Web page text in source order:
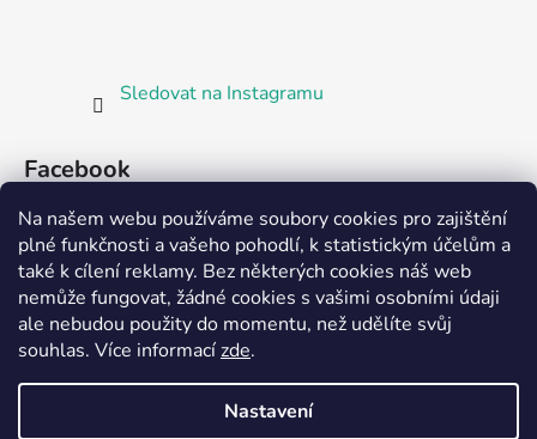
Na našem webu používáme soubory cookies pro zajištění
plné funkčnosti a vašeho pohodlí, k statistickým účelům a
také k cílení reklamy. Bez některých cookies náš web
nemůže fungovat, žádné cookies s vašimi osobními údaji
ale nebudou použity do momentu, než udělíte svůj
souhlas. Více informacízde.
Nastavení
Sledovat na Instagramu
Facebook
Partnerská prodejna Barefoot Plzeň